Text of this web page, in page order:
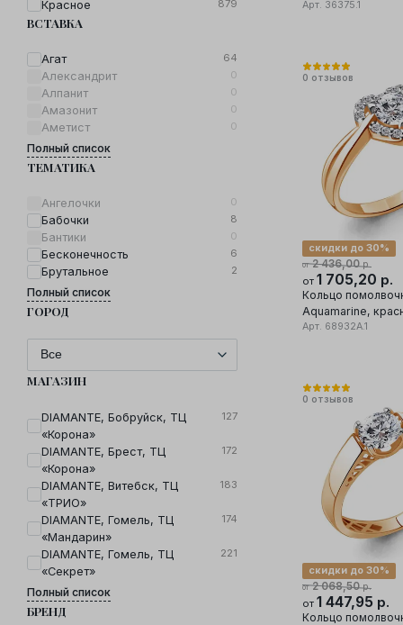
Красное 879
ВСТАВКА
Агат 64
Александрит 0
Алпанит 0
Амазонит 0
Аметист 0
Полный список
ТЕМАТИКА
Ангелочки 0
Бабочки 8
Бантики 0
Бесконечность 6
Брутальное 2
Полный список
ГОРОД
МАГАЗИН
DIAMANTE, Бобруйск, ТЦ
«Корона»
127
DIAMANTE, Брест, ТЦ
«Корона»
172
DIAMANTE, Витебск, ТЦ
«ТРИО»
183
DIAMANTE, Гомель, ТЦ
«Мандарин»
174
DIAMANTE, Гомель, ТЦ
«Секрет»
221
Полный список
БРЕНД
Арт. 36375.1
0 отзывов
от2 436,00р.
скидки до 30%
от 1 705,20 р.
Кольцо
Aquamarine,
585 проба,
Арт. 68932А.1
0 отзывов
от2 068,50р.
скидки до 30%
от 1 447,95 р.
Кольцо